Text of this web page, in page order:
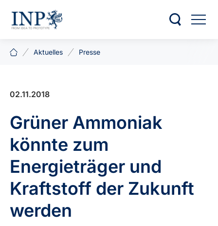
Aktuelles Presse
02.11.2018
Grüner Ammoniak
könnte zum
Energieträger und
Kraftstoff der Zukunft
werden